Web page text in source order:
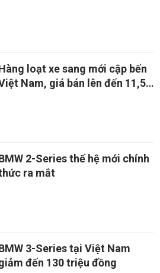
loạt xe sang mới cập bến
Nam, giá bán lên đến 11,5
2-Series thế hệ mới chính
ra mắt
3-Series tại Việt Nam
đến 130 triệu đồng